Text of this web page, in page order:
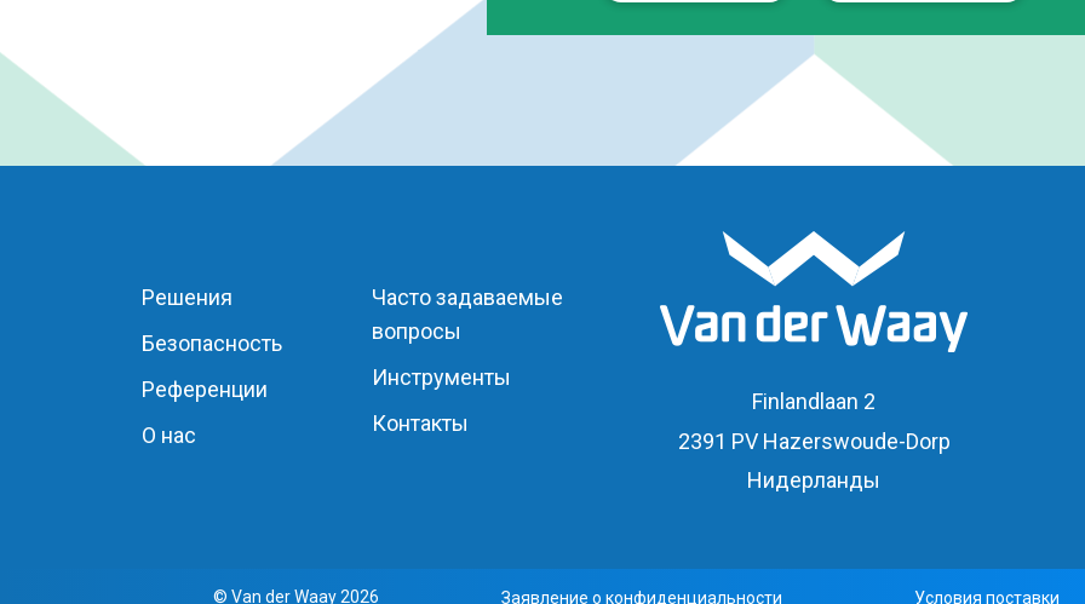
Решения
Безопасность
Референции
О нас
Часто задаваемые
вопросы
Инструменты
Контакты
Finlandlaan 2
2391 PV Hazerswoude-Dorp
Нидерланды
© Van der Waay 2026 Заявление о конфиденциальности Условия поставки